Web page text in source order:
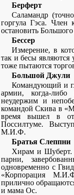
Берферт
Саламандр
горгула Гэса. Член
остановить
Бессер
Измерение, в
так и бесы
тоже пытаются
Большой Джули
Командующий и
армии, когда-
неудержим и
командой Скива в
время вышел в
Поссилтуме.
М.И.Ф.
Братья Слеппни
Хирам и Шуберт.
парни,
одновременно с
«Корпорация
прилично
и мама Ос.